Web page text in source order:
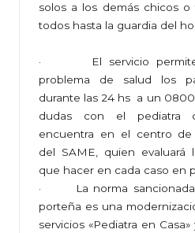
solos a los demás chicos
todos hasta la guardia del
· El servicio permite
problema de salud los
durante las 24 hs a un
dudas con el pediatra
encuentra en el centro de
del SAME, quien evaluará
que hacer en cada caso en
· La norma sancionada
porteña es una
servicios «Pediatra en